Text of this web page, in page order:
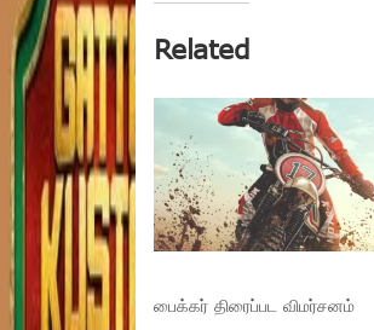
Related
பைக்கர் திரைப்பட விமர்சனம்